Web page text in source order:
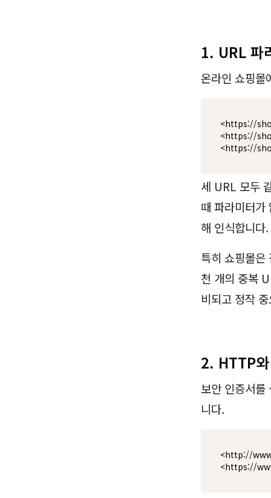
1. URL 파
온라인 쇼핑몰
<https://
<https://
<https://
세 URL 모두
때 파라미터가
해 인식합니다.
특히 쇼핑몰
천 개의 중복
비되고 정작
2. HTTP
보안 인증서
니다.
<http://
<https://